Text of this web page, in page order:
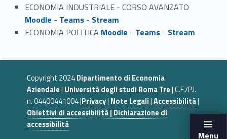
Menu
ECONOMIA INDUSTRIALE - CORSO AVANZATO
Moodle - Teams- Stream
ECONOMIA POLITICA Moodle - Teams- Stream
Copyright 2024Dipartimento di Economia
Aziendale| Università degli studi Roma Tre| C.F./P.I.
n. 04400441004 |Privacy| Note Legali|Accessibilità|
Obiettivi di accessibilità | Dichiarazione di
accessibilità